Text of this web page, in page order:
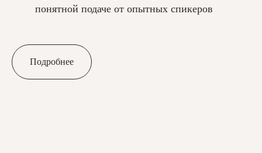
понятной подаче от опытных спикеров
Подробнее